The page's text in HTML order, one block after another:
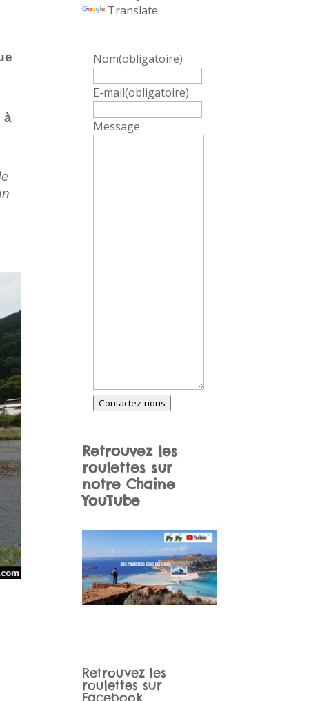
à
Translate
Nom(obligatoire)
E-mail(obligatoire)
Message
Contactez-nous
Retrouvez les
roulettes sur
notre Chaine
YouTube
Retrouvez les
roulettes sur